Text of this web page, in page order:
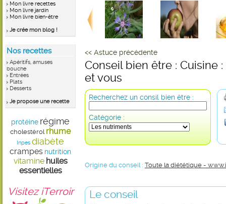
Mon livre recettes
Mon livre jardin
Mon livre bien-être
Je crée mon blog !
Nos recettes
Apéritifs, amuses
bouche
Entrées
Plats
Desserts
Je propose une recette
protéine régime
cholestérol rhume
Inpes diabète
crampes nutrition
vitamine huiles
essentielles
Visitez iTerroir
<< Astuce précédente
Conseil bien être : Cuisine
et vous
Recherchez un consil bien être :
Catégorie :
Origine du conseil : Toute la diététique -
Le conseil